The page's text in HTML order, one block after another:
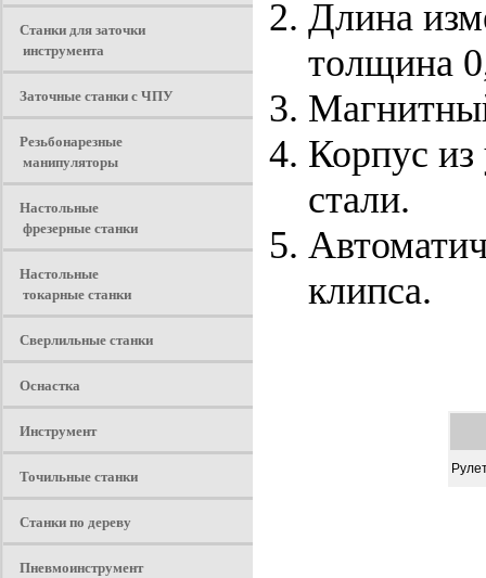
Станки для заточки
инструмента
Заточные станки с ЧПУ
Резьбонарезные
манипуляторы
Настольные
фрезерные станки
Настольные
токарные станки
Сверлильные станки
Оснастка
Инструмент
Точильные станки
Станки по дереву
Пневмоинструмент
Длина
толщина
Корпус
стали.
клипса.